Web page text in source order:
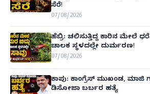
ಸೆರೆ!
07/08/2026
ಹೆಬ್ರಿ: ಚಲಿಸುತ್ತಿದ್ದ ಕಾರಿನ ಮೇಲೆ
ಚಾಲಕ ಸ್ಥಳದಲ್ಲೇ ದುರ್ಮರಣ!
07/08/2026
ಕಾಪು: ಕಾಂಗ್ರೆಸ್ ಮುಖಂಡ, ಮಾಜಿ
ಡಿಸೋಜಾ ಬರ್ಬರ ಹತ್ಯೆ